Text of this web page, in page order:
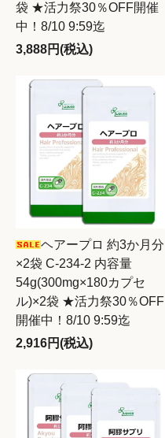
袋 ★活力祭30％OFF開催
中！8/10 9:59迄
3,888円(税込)
ヘアープロ 約3か月分
×2袋 C-234-2 内容量
54g(300mg×180カプセ
ル)×2袋 ★活力祭30％OFF
開催中！8/10 9:59迄
2,916円(税込)